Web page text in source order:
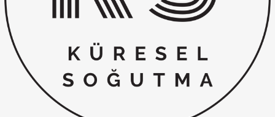
Fırın, Ocak ve Aspiratör
Klima
Kombi